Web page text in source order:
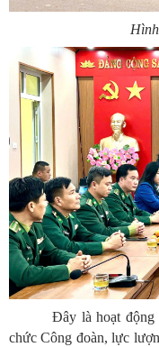
Đây là hoạt động
chức Công đoàn, lực